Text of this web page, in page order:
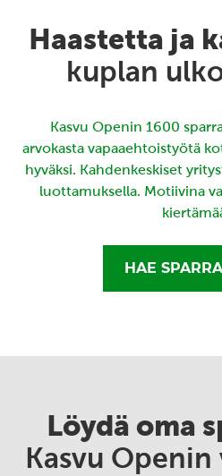
Haastetta ja
kuplan
Kasvu Openin 1600
arvokasta vapaaehtoistyötä
hyväksi. Kahdenkeskiset
luottamuksella. Motiivina
HAE
Löydä oma
Kasvu